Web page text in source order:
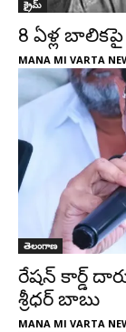
క్రైమ్
8 ఏళ్ల
MANA MI VARTA
తెలంగాణ
రేషన్ కార్డ్
శ్రీధర్ బాబు
MANA MI VARTA